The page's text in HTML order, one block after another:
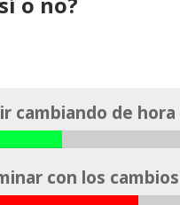
cambiando de hora
con los